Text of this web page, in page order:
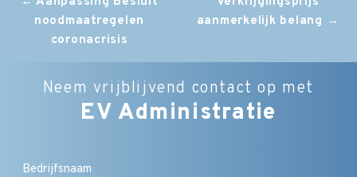
navigation
noodmaatregelen
coronacrisis
aanmerkelijk belang →
Neem vrijblijvend contact op met
EV Administratie